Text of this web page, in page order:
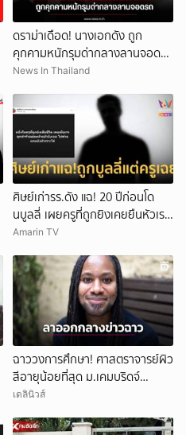
ดราม่าเดือด! นางเอกดัง ถูก
คุกคามหนักรุมด่ากลางลานจอดรถ
(ข่าวต่างประเทศ)
News In Thailand
ศิษย์เก่ารร.ดัง แฉ! 20 ปีก่อนโด
นบูลลี่ เผยครูที่ถูกยิงเคยยืนหัวเราะ
ใส่
Amarin TV
ฉาววงการศึกษา! ศาสตราจารย์ผิว
สีอายุน้อยที่สุด ม.เคมบริดจ์
ประกาศลาออกหลังเผชิญข้อกล่าว
เดลินิวส์